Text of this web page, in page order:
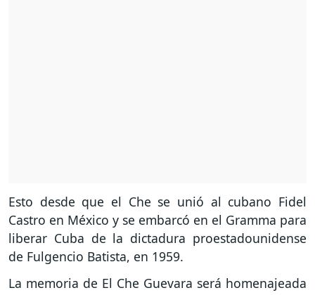
Esto desde que el Che se unió al cubano Fidel
Castro en México y se embarcó en el Gramma para
liberar Cuba de la dictadura proestadounidense
de Fulgencio Batista, en 1959.
La memoria de El Che Guevara será homenajeada